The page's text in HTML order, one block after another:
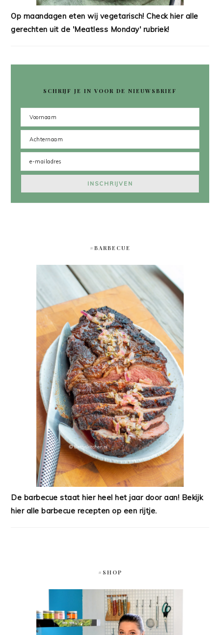
Op maandagen eten wij vegetarisch! Check hier alle
gerechten uit de 'Meatless Monday' rubriek!
SCHRIJF JE IN VOOR DE NIEUWSBRIEF
#BARBECUE
De barbecue staat hier heel het jaar door aan! Bekijk
hier alle barbecue recepten op een rijtje.
#SHOP